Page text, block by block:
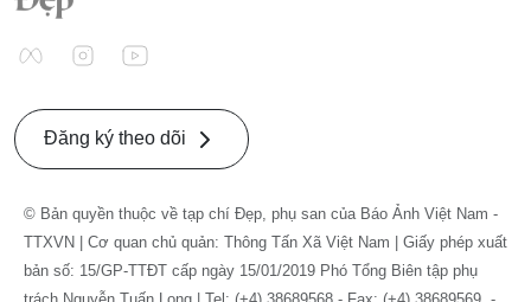
Đăng ký theo dõi
© Bản quyền thuộc về tạp chí Đẹp, phụ san của Báo Ảnh Việt Nam -
TTXVN | Cơ quan chủ quản: Thông Tấn Xã Việt Nam | Giấy phép xuất
bản số: 15/GP-TTĐT cấp ngày 15/01/2019 Phó Tổng Biên tập phụ